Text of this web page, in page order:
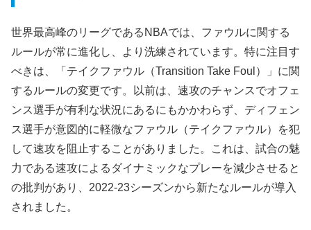
世界最高峰のリーグであるNBAでは、ファウルに関する
ルールが常に進化し、より洗練されています。特に注目す
べきは、「テイクファウル（Transition Take Foul）」に関
するルールの変更です。以前は、速攻のチャンスでオフェ
ンス選手が有利な状況にあるにもかかわらず、ディフェン
ス選手が意図的に軽微なファウル（テイクファウル）を犯
して速攻を阻止することがありました。これは、試合の魅
力である速攻によるダイナミックなプレーを減少させると
の批判があり、2022-23シーズンから新たなルールが導入
されました。